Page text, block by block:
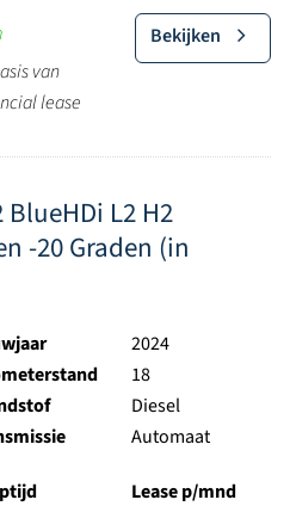
van
lease
Bekijken
L2 H2
-20 Graden (in
2024
18
Diesel
Automaat
Lease p/mnd